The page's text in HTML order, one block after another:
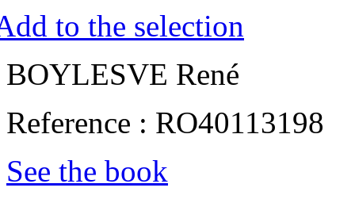
to the selection
‎BOYLESVE René‎
Reference : RO40113198
See the book